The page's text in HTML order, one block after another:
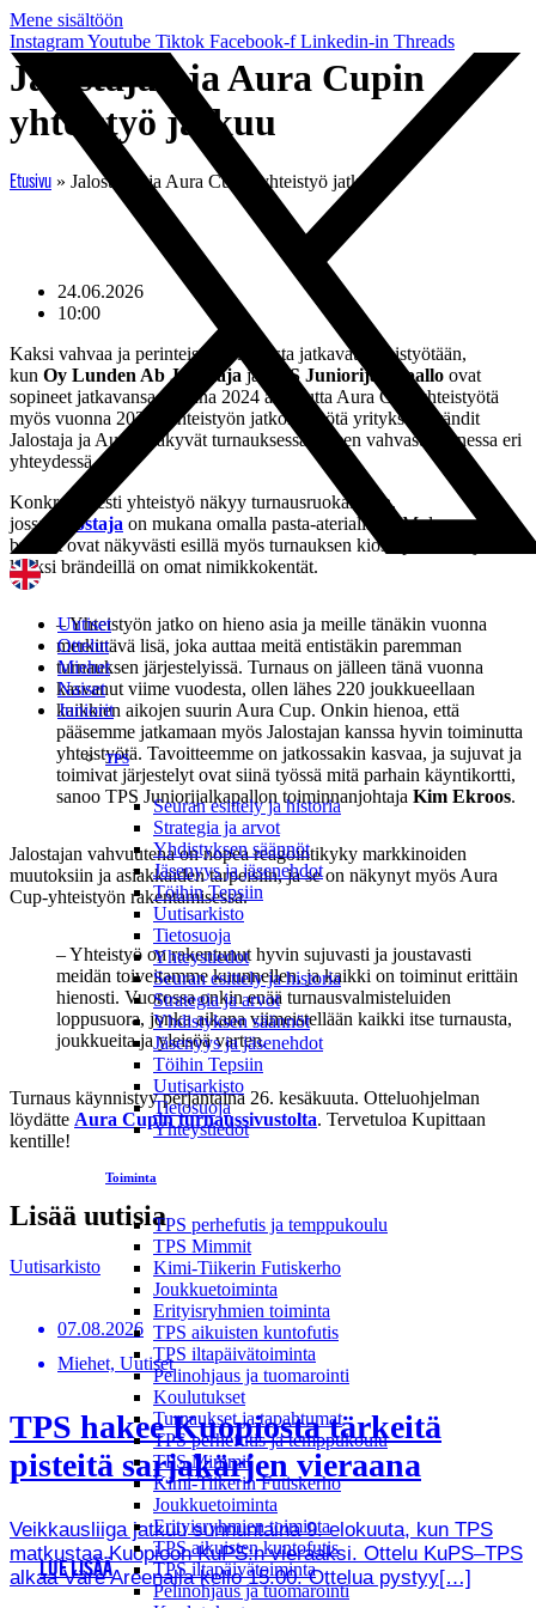
Mene sisältöön
InstagramYoutube Tiktok Facebook-f Linkedin-in Threads
Uutiset
Ottelut
Miehet
Naiset
Juniorit
TPS
Seuran esittely ja historia
Strategia ja arvot
Yhdistyksen säännöt
Jäsenyys ja jäsenehdot
Töihin Tepsiin
Uutisarkisto
Tietosuoja
Yhteystiedot
Seuran esittely ja historia
Strategia ja arvot
Yhdistyksen säännöt
Jäsenyys ja jäsenehdot
Töihin Tepsiin
Uutisarkisto
Tietosuoja
Yhteystiedot
Toiminta
TPS perhefutis ja temppukoulu
TPS Mimmit
Kimi-Tiikerin Futiskerho
Joukkuetoiminta
Erityisryhmien toiminta
TPS aikuisten kuntofutis
TPS iltapäivätoiminta
Pelinohjaus ja tuomarointi
Koulutukset
Turnaukset ja tapahtumat
TPS perhefutis ja temppukoulu
TPS Mimmit
Kimi-Tiikerin Futiskerho
Joukkuetoiminta
Erityisryhmien toiminta
TPS aikuisten kuntofutis
TPS iltapäivätoiminta
Pelinohjaus ja tuomarointi
Jalostajan ja Aura Cupin
yhteistyö jatkuu
Etusivu » Jalostajan ja Aura Cupin yhteistyö jatkuu
24.06.2026
10:00
Kaksi vahvaa ja perinteistä turkulaista jatkavat yhteistyötään,
kun Oy Lunden Ab Jalostaja ja TPS Juniorijalkapallo ovat
sopineet jatkavansa vuonna 2024 alkanutta Aura Cup-yhteistyötä
myös vuonna 2026. Yhteistyön jatkon myötä yrityksen brändit
Jalostaja ja Auran näkyvät turnauksessa jälleen vahvasti monessa eri
yhteydessä
Konkreettisesti yhteistyö näkyy turnausruokailussa,
jossa
Jalostaja on mukana omalla pasta-ateriallaan. Molemmat
brändit ovat näkyvästi esillä myös turnauksen kioskipisteissä, ja
lisäksi brändeillä on omat nimikkokentät.
– Yhteistyön jatko on hieno asia ja meille tänäkin vuonna
merkittävä lisä, joka auttaa meitä entistäkin paremman
turnauksen järjestelyissä. Turnaus on jälleen tänä vuonna
kasvanut viime vuodesta, ollen lähes 220 joukkueellaan
kaikkien aikojen suurin Aura Cup. Onkin hienoa, että
pääsemme jatkamaan myös Jalostajan kanssa hyvin toiminutta
yhteistyötä. Tavoitteemme on jatkossakin kasvaa, ja sujuvat ja
toimivat järjestelyt ovat siinä työssä mitä parhain käyntikortti,
sanoo TPS Juniorijalkapallon toiminnanjohtaja Kim Ekroos.
Jalostajan vahvuutena on nopea reagointikyky markkinoiden
muutoksiin ja asiakkaiden tarpeisiin, ja se on näkynyt myös Aura
Cup-yhteistyön rakentamisessa.
– Yhteistyö on rakentunut hyvin sujuvasti ja joustavasti
meidän toiveitamme kuunnellen, ja kaikki on toiminut erittäin
hienosti. Vuorossa onkin enää turnausvalmisteluiden
loppusuora, jonka aikana viimeistellään kaikki itse turnausta,
joukkueita ja yleisöä varten.
Turnaus käynnistyy perjantaina 26. kesäkuuta. Otteluohjelman
löydätte Aura Cupin turnaussivustolta. Tervetuloa Kupittaan
kentille!
Lisää uutisia
Uutisarkisto
07.08.2026
Miehet, Uutiset
TPS hakee Kuopiosta tärkeitä
pisteitä sarjakärjen vieraana
Veikkausliiga jatkuu sunnuntaina 9. elokuuta, kun TPS
matkustaa Kuopioon KuPS:n vieraaksi. Ottelu KuPS–TPS
alkaa Väre Areenalla kello 15.00. Ottelua pystyy[…]
LUE LISÄÄ